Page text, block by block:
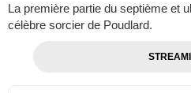
La première partie du septième et
célèbre sorcier de Poudlard.